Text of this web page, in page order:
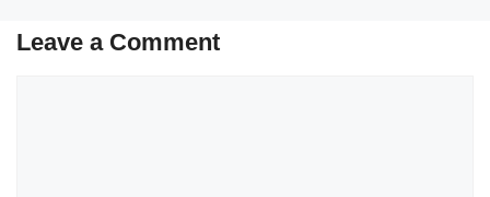
Leave a Comment